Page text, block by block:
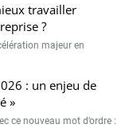
travailler
?
majeur en
: un enjeu de
»
ce nouveau mot d’ordre :